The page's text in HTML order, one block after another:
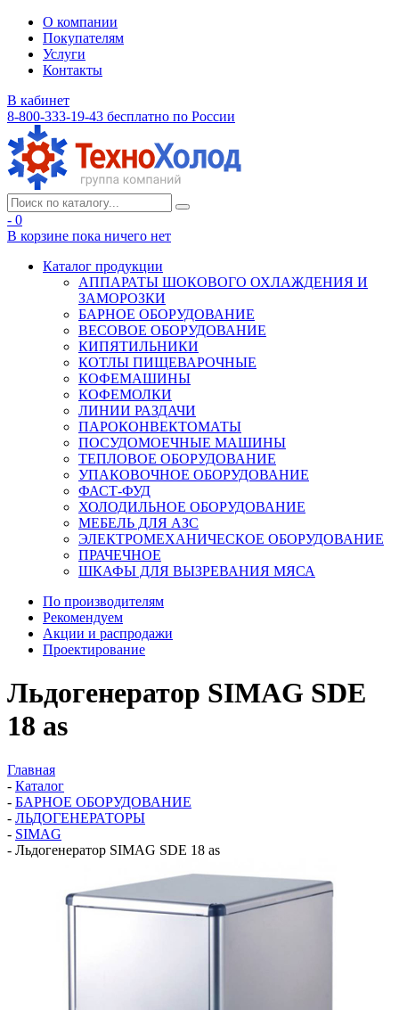
О компании
Покупателям
Услуги
Контакты
В кабинет
8-800-333-19-43 бесплатно по России
- 0
В корзине пока ничего нет
Каталог продукции
АППАРАТЫ ШОКОВОГО ОХЛАЖДЕНИЯ И
ЗАМОРОЗКИ
БАРНОЕ ОБОРУДОВАНИЕ
ВЕСОВОЕ ОБОРУДОВАНИЕ
КИПЯТИЛЬНИКИ
КОТЛЫ ПИЩЕВАРОЧНЫЕ
КОФЕМАШИНЫ
КОФЕМОЛКИ
ЛИНИИ РАЗДАЧИ
ПАРОКОНВЕКТОМАТЫ
ПОСУДОМОЕЧНЫЕ МАШИНЫ
ТЕПЛОВОЕ ОБОРУДОВАНИЕ
УПАКОВОЧНОЕ ОБОРУДОВАНИЕ
ФАСТ-ФУД
ХОЛОДИЛЬНОЕ ОБОРУДОВАНИЕ
МЕБЕЛЬ ДЛЯ АЗС
ЭЛЕКТРОМЕХАНИЧЕСКОЕ ОБОРУДОВАНИЕ
ПРАЧЕЧНОЕ
ШКАФЫ ДЛЯ ВЫЗРЕВАНИЯ МЯСА
По производителям
Рекомендуем
Акции и распродажи
Проектирование
Льдогенератор SIMAG SDE
18 as
Главная
- Каталог
- БАРНОЕ ОБОРУДОВАНИЕ
- ЛЬДОГЕНЕРАТОРЫ
- SIMAG
- Льдогенератор SIMAG SDE 18 as